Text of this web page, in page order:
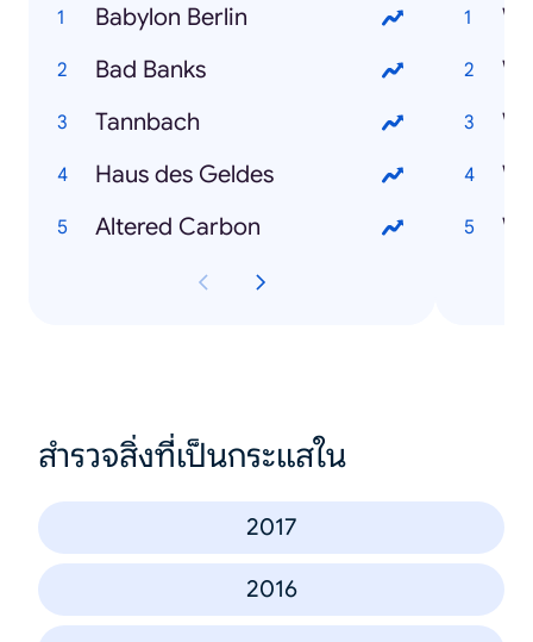
Babylon Berlin
Bad Banks
Tannbach
Haus des Geldes
Altered Carbon
สำรวจสิ่งที่เป็นกระแสใน
2017
2016